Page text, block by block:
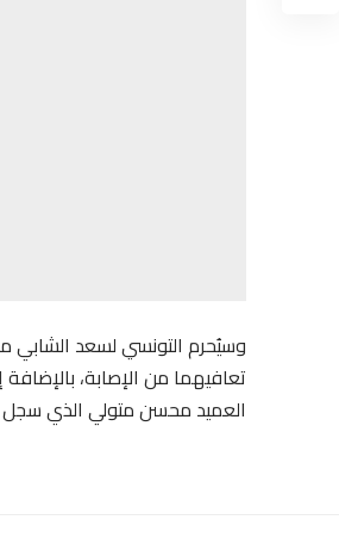
وسيُحرم التونسي لسعد الشابي
تعافيهما من الإصابة،
العميد محسن متولي الذي سجل